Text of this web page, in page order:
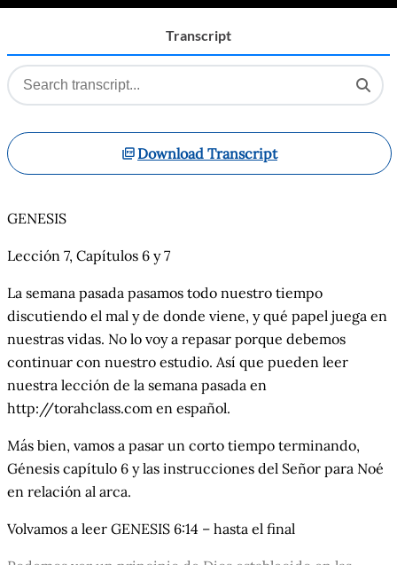
Transcript
Download Transcript
GENESIS
Lección 7, Capítulos 6 y 7
La semana pasada pasamos todo nuestro tiempo
discutiendo el mal y de donde viene, y qué papel juega en
nuestras vidas. No lo voy a repasar porque debemos
continuar con nuestro estudio. Así que pueden leer
nuestra lección de la semana pasada en
http://torahclass.com en español.
Más bien, vamos a pasar un corto tiempo terminando,
Génesis capítulo 6 y las instrucciones del Señor para Noé
en relación al arca.
Volvamos a leer GENESIS 6:14 – hasta el final